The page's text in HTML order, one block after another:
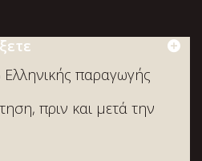
παραγωγής
πριν και μετά την